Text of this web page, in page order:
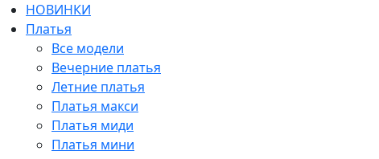
НОВИНКИ
Платья
Все модели
Вечерние платья
Летние платья
Платья макси
Платья миди
Платья мини